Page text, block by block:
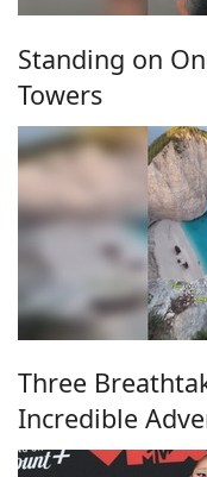
Standing on
Towers
Three
Incredible